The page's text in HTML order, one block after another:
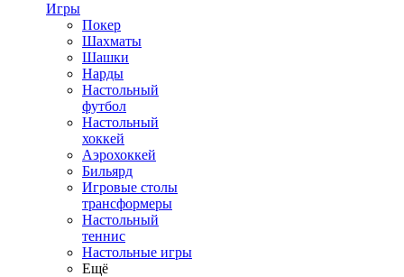
Игры
Покер
Шахматы
Шашки
Нарды
Настольный
футбол
Настольный
хоккей
Аэрохоккей
Бильярд
Игровые столы
трансформеры
Настольный
теннис
Настольные игры
Ещё